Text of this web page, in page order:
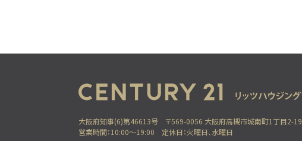
大阪府知事(6)第46613号
〒569-0056 大阪府高槻市城南町1丁目2-19
営業時間：10:00～19:00
定休日：火曜日、水曜日